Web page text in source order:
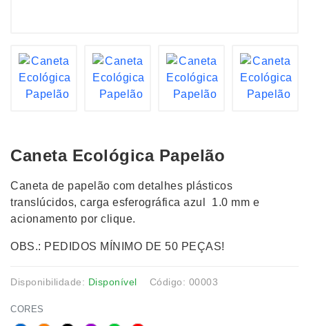
Caneta Ecológica Papelão
Caneta de papelão com detalhes plásticos
translúcidos, carga esferográfica azul 1.0 mm e
acionamento por clique.
OBS.: PEDIDOS MÍNIMO DE 50 PEÇAS!
Disponibilidade: Disponível Código: 00003
CORES